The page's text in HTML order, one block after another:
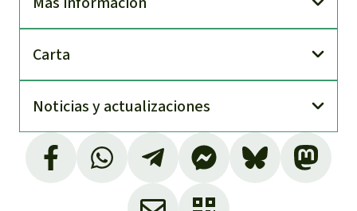
Carta
Noti­cias y actuali­zaciones
Informe-DNA6-0009-2020. Dirección Nacional
de Auditorías de Recursos Naturales.
Contraloría General del Estado. Pág. 18, 22.,